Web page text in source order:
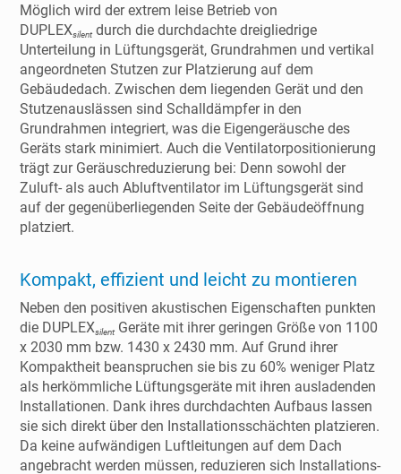
Möglich wird der extrem leise Betrieb von
DUPLEXsilentdurch die durchdachte dreigliedrige
Unterteilung in Lüftungsgerät, Grundrahmen und vertikal
angeordneten Stutzen zur Platzierung auf dem
Gebäudedach. Zwischen dem liegenden Gerät und den
Stutzenauslässen sind Schalldämpfer in den
Grundrahmen integriert, was die Eigengeräusche des
Geräts stark minimiert. Auch die Ventilatorpositionierung
trägt zur Geräuschreduzierung bei: Denn sowohl der
Zuluft- als auch Abluftventilator im Lüftungsgerät sind
auf der gegenüberliegenden Seite der Gebäudeöffnung
platziert.
Kompakt, effizient und leicht zu montieren
Neben den positiven akustischen Eigenschaften punkten
die DUPLEXsilentGeräte mit ihrer geringen Größe von 1100
x 2030 mm bzw. 1430 x 2430 mm. Auf Grund ihrer
Kompaktheit beanspruchen sie bis zu 60% weniger Platz
als herkömmliche Lüftungsgeräte mit ihren ausladenden
Installationen. Dank ihres durchdachten Aufbaus lassen
sie sich direkt über den Installationsschächten platzieren.
Da keine aufwändigen Luftleitungen auf dem Dach
angebracht werden müssen, reduzieren sich Installations-